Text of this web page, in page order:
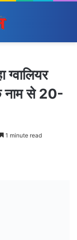
ग्वालियर
के नाम से 20-
1 minute read